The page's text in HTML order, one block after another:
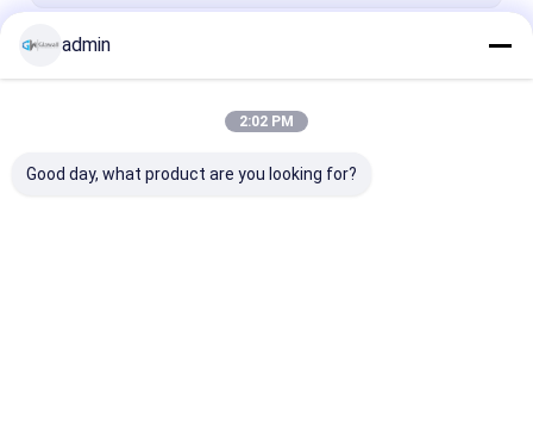
Cabines téléphoniques de bureau
Partie vitrée à incendie
Parties en verre démontables
admin
2:02 PM
Good day, what product are you looking for?